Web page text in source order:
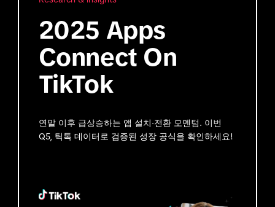
2025 Apps
Connect On
TikTok
연말 이후 급상승하는 앱 설치·전환 모멘텀. 이번
Q5, 틱톡 데이터로 검증된 성장 공식을 확인하세요!